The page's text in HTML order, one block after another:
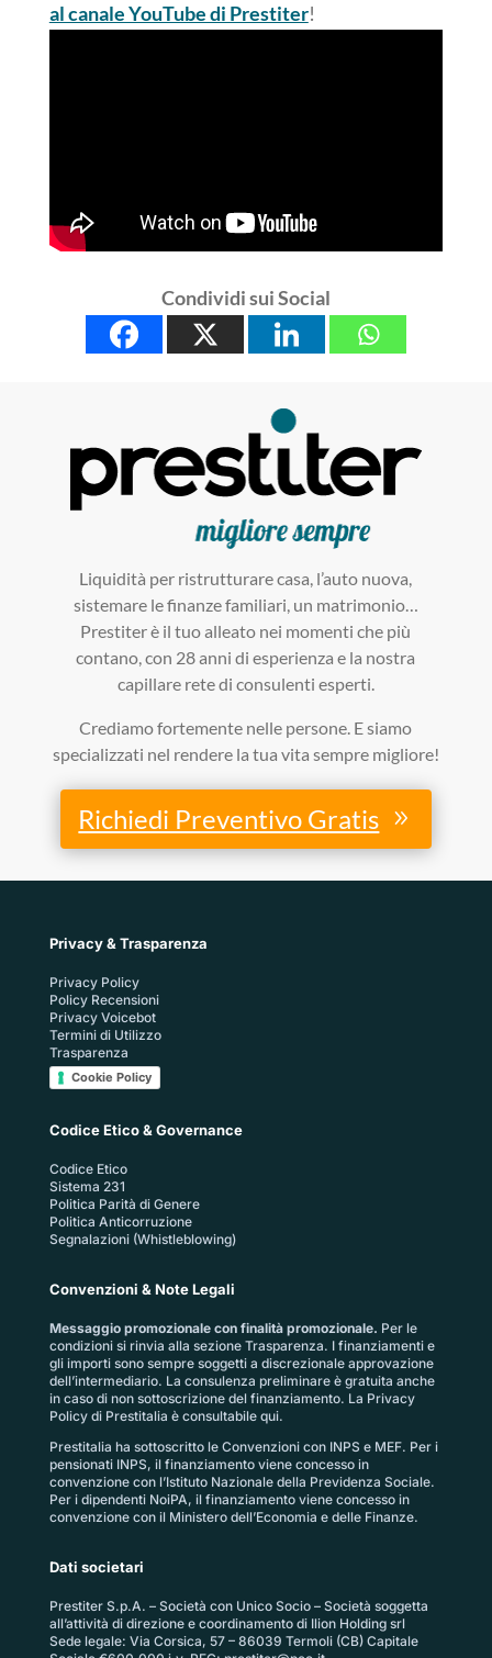
al canale YouTube di Prestiter!
Condividi sui Social
Liquidità per ristrutturare casa, l’auto nuova,
sistemare le finanze familiari, un matrimonio…
Prestiter è il tuo alleato nei momenti che più
contano, con 28 anni di esperienza e la nostra
capillare rete di consulenti esperti.
Crediamo fortemente nelle persone. E siamo
specializzati nel rendere la tua vita sempre migliore!
Richiedi Preventivo Gratis
Privacy & Trasparenza
Privacy Policy
Policy Recensioni
Privacy Voicebot
Termini di Utilizzo
Trasparenza
Cookie Policy
Codice Etico & Governance
Codice Etico
Sistema 231
Politica Parità di Genere
Politica Anticorruzione
Segnalazioni (Whistleblowing)
Convenzioni & Note Legali
Messaggio promozionale con finalità promozionale. Per le
condizioni si rinvia alla sezione Trasparenza. I finanziamenti e
gli importi sono sempre soggetti a discrezionale approvazione
dell’intermediario. La consulenza preliminare è gratuita anche
in caso di non sottoscrizione del finanziamento. La Privacy
Policy di Prestitalia è consultabile qui.
Prestitalia ha sottoscritto le Convenzioni con INPS e MEF. Per i
pensionati INPS, il finanziamento viene concesso in
convenzione con l’Istituto Nazionale della Previdenza Sociale.
Per i dipendenti NoiPA, il finanziamento viene concesso in
convenzione con il Ministero dell’Economia e delle Finanze.
Dati societari
Prestiter S.p.A. – Società con Unico Socio – Società soggetta
all’attività di direzione e coordinamento di Ilion Holding srl
Sede legale: Via Corsica, 57 – 86039 Termoli (CB) Capitale